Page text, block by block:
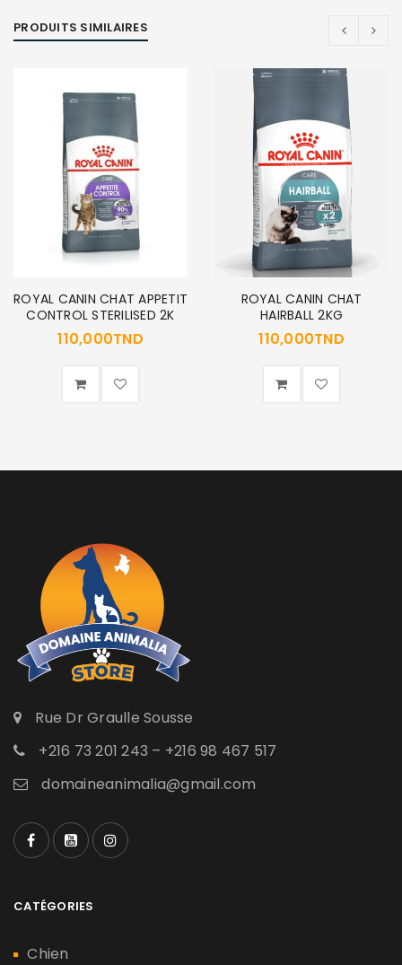
ou e-mail
de passe*
Se souvenir de moi
SE CONNECTER
DE PASSE PERDU ?
PRODUITS SIMILAIRES
ROYAL CANIN CHAT APPETIT
CONTROL STERILISED 2K
110,000TND
ROYAL CANIN CHAT
HAIRBALL 2KG
110,000TND
Rue Dr Graulle Sousse
+216 73 201 243 – +216 98 467 517
domaineanimalia@gmail.com
CATÉGORIES
Chien